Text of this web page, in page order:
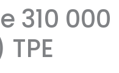
310 000